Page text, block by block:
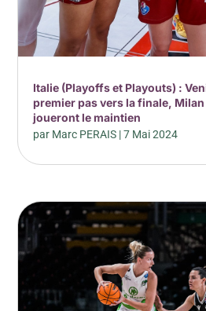
Italie (Playoffs et Playouts) :
premier pas vers la finale,
joueront le maintien
par Marc PERAIS |7 Mai 2024